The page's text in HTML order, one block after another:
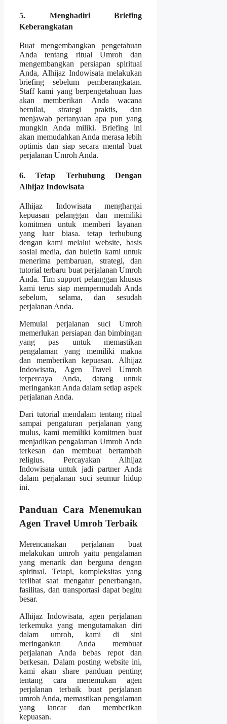
5. Menghadiri Briefing
Keberangkatan
Buat mengembangkan pengetahuan
Anda tentang ritual Umroh dan
mengembangkan persiapan spiritual
Anda, Alhijaz Indowisata melakukan
briefing sebelum pemberangkatan.
Staff kami yang berpengetahuan luas
akan memberikan Anda wacana
bernilai, strategi praktis, dan
menjawab pertanyaan apa pun yang
mungkin Anda miliki. Briefing ini
akan memudahkan Anda merasa lebih
optimis dan siap secara mental buat
perjalanan Umroh Anda.
6. Tetap Terhubung Dengan
Alhijaz Indowisata
Alhijaz Indowisata menghargai
kepuasan pelanggan dan memiliki
komitmen untuk memberi layanan
yang luar biasa. tetap terhubung
dengan kami melalui website, basis
sosial media, dan buletin kami untuk
menerima pembaruan, strategi, dan
tutorial terbaru buat perjalanan Umroh
Anda. Tim support pelanggan khusus
kami terus siap mempermudah Anda
sebelum, selama, dan sesudah
perjalanan Anda.
Memulai perjalanan suci Umroh
memerlukan persiapan dan bimbingan
yang pas untuk memastikan
pengalaman yang memiliki makna
dan memberikan kepuasan. Alhijaz
Indowisata, Agen Travel Umroh
terpercaya Anda, datang untuk
meringankan Anda dalam setiap aspek
perjalanan Anda.
Dari tutorial mendalam tentang ritual
sampai pengaturan perjalanan yang
mulus, kami memiliki komitmen buat
menjadikan pengalaman Umroh Anda
terkesan dan membuat bertambah
religius. Percayakan Alhijaz
Indowisata untuk jadi partner Anda
dalam perjalanan suci seumur hidup
ini.
Panduan Cara Menemukan
Agen Travel Umroh Terbaik
Merencanakan perjalanan buat
melakukan umroh yaitu pengalaman
yang menarik dan berguna dengan
spiritual. Tetapi, kompleksitas yang
terlibat saat mengatur penerbangan,
fasilitas, dan transportasi dapat begitu
besar.
Alhijaz Indowisata, agen perjalanan
terkemuka yang mengutamakan diri
dalam umroh, kami di sini
meringankan Anda membuat
perjalanan Anda bebas repot dan
berkesan. Dalam posting website ini,
kami akan share panduan penting
tentang cara menemukan agen
perjalanan terbaik buat perjalanan
umroh Anda, memastikan pengalaman
yang lancar dan memberikan
kepuasan.